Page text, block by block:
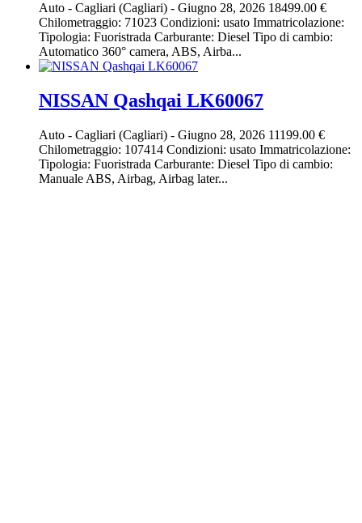
Auto - Cagliari (Cagliari) - Giugno 28, 2026 18499.00 €
Chilometraggio: 71023 Condizioni: usato Immatricolazione:
Tipologia: Fuoristrada Carburante: Diesel Tipo di cambio:
Automatico 360° camera, ABS, Airba...
NISSAN Qashqai LK60067
Auto - Cagliari (Cagliari) - Giugno 28, 2026 11199.00 €
Chilometraggio: 107414 Condizioni: usato Immatricolazione:
Tipologia: Fuoristrada Carburante: Diesel Tipo di cambio:
Manuale ABS, Airbag, Airbag later...